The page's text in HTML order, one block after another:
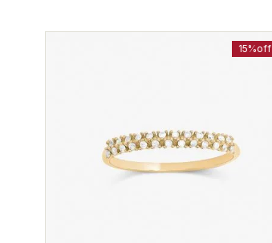
15%off